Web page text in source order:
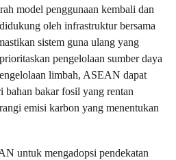
model penggunaan kembali dan
oleh infrastruktur bersama
sistem guna ulang yang
pengelolaan sumber daya
limbah, ASEAN dapat
bahan bakar fosil yang rentan
emisi karbon yang menentukan
untuk mengadopsi pendekatan